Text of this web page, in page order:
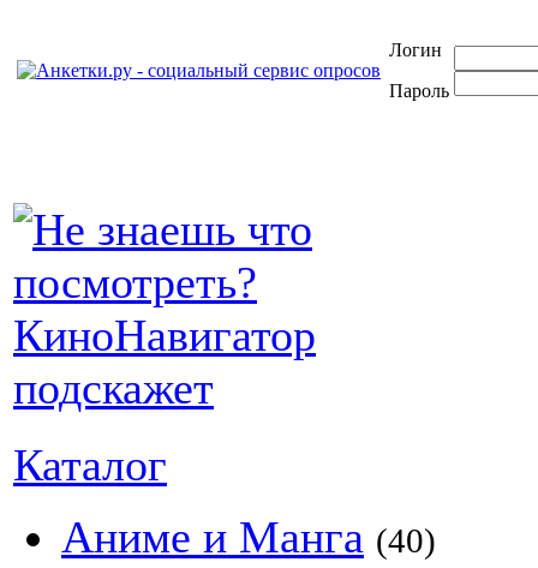
Логин
Пароль
Каталог
Аниме и Манга (40)